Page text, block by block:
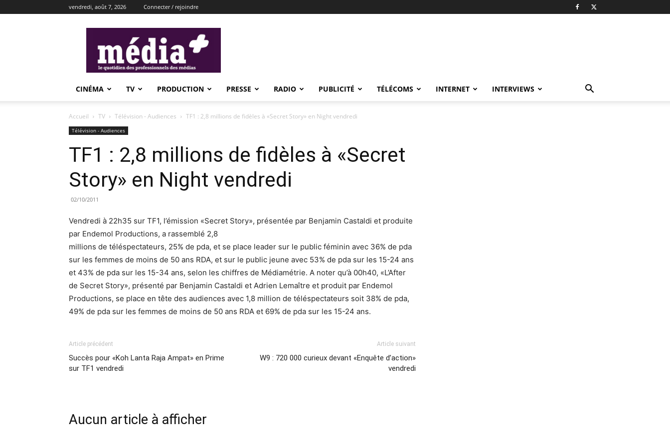
vendredi, août 7, 2026 Connecter / rejoindre
CINÉMA TV PRODUCTION PRESSE RADIO PUBLICITÉ TÉLÉCOMS INTERNET INTERVIEWS
Accueil TV Télévision - Audiences TF1 : 2,8 millions de fidèles à «Secret Story» en Night vendredi
Télévision - Audiences
TF1 : 2,8 millions de fidèles à «Secret
Story» en Night vendredi
02/10/2011
Vendredi à 22h35 sur TF1, l’émission «Secret Story», présentée par Benjamin Castaldi et produite
par Endemol Productions, a rassemblé 2,8
millions de téléspectateurs, 25% de pda, et se place leader sur le public féminin avec 36% de pda
sur les femmes de moins de 50 ans RDA, et sur le public jeune avec 53% de pda sur les 15-24 ans
et 43% de pda sur les 15-34 ans, selon les chiffres de Médiamétrie. A noter qu’à 00h40, «L’After
de Secret Story», présenté par Benjamin Castaldi et Adrien Lemaître et produit par Endemol
Productions, se place en tête des audiences avec 1,8 million de téléspectateurs soit 38% de pda,
49% de pda sur les femmes de moins de 50 ans RDA et 69% de pda sur les 15-24 ans.
Article précédent
Succès pour «Koh Lanta Raja Ampat» en Prime
sur TF1 vendredi
Article suivant
W9 : 720 000 curieux devant «Enquête d’action»
vendredi
Aucun article à afficher